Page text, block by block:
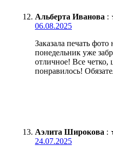
Альберта Иванова :
06.08.2025
Заказала печать
понедельник уже
отличное! Все четко,
понравилось!
Аэлита Широкова :
24.07.2025